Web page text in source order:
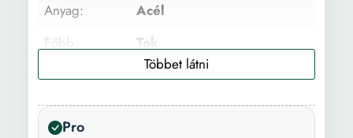
Anyag:
Acél
Főbb
Tok
Pro